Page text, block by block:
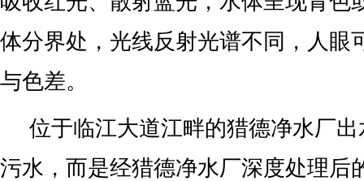
体分界处，光线反射光谱不同，人眼
与色差。
位于临江大道江畔的猎德净水厂
污水，而是经猎德净水厂深度处理后